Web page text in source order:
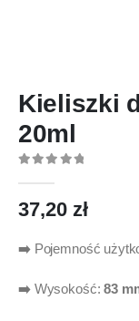
Kieliszki
20ml
37,20 zł
➡️ Pojemność
➡️ Wysokość:83